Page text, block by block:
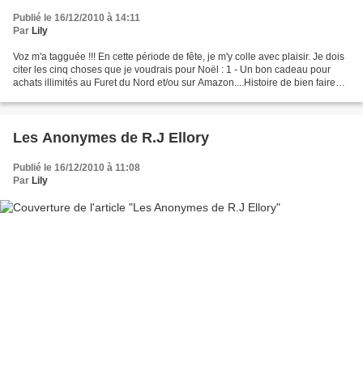
Publié le 16/12/2010 à 14:11
Par Lily
Voz m'a tagguée !!! En cette période de fête, je m'y colle avec plaisir. Je dois
citer les cinq choses que je voudrais pour Noël : 1 - Un bon cadeau pour
achats illimités au Furet du Nord et/ou sur Amazon....Histoire de bien faire
Les Anonymes de R.J Ellory
Publié le 16/12/2010 à 11:08
Par Lily